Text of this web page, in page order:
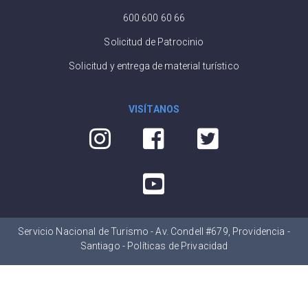
600 600 60 66
Solicitud de Patrocinio
Solicitud y entrega de material turístico
VISÍTANOS
Servicio Nacional de Turismo - Av. Condell #679, Providencia -
Santiago - Políticas de Privacidad